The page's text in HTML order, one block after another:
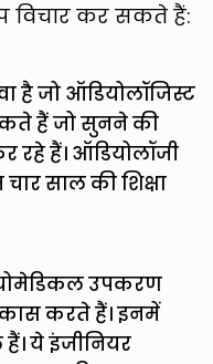
विचार कर सकते हैं:
है जो ऑडियोलॉजिस्ट
हैं जो सुनने की
रहे हैं। ऑडियोलॉजी
साल की शिक्षा
उपकरण
करते हैं। इनमें
ये इंजीनियर